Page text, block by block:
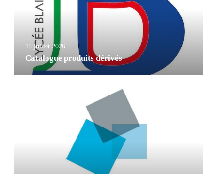
13 juillet 2026
Catalogue produits dérivés